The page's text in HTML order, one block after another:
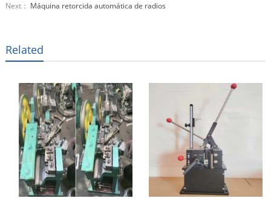
Next： Máquina retorcida automática de radios
Related